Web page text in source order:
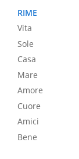
RIME
Vita
Sole
Casa
Mare
Amore
Cuore
Amici
Bene